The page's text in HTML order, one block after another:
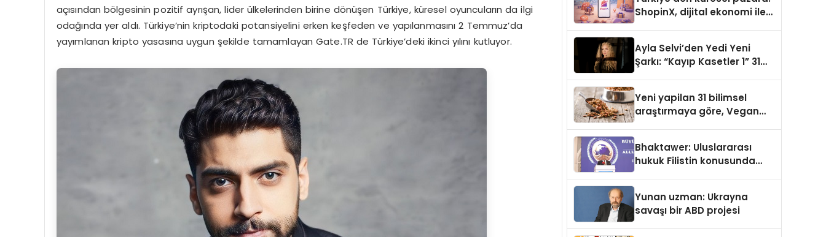
açısından bölgesinin pozitif ayrışan, lider ülkelerinden birine dönüşen Türkiye, küresel oyuncuların da ilgi
odağında yer aldı. Türkiye’nin kriptodaki potansiyelini erken keşfeden ve yapılanmasını 2 Temmuz’da
yayımlanan kripto yasasına uygun şekilde tamamlayan Gate.TR de Türkiye’deki ikinci yılını kutluyor.
ShopinX, dijital ekonomi ile
Ayla Selvi’den Yedi Yeni
Şarkı: “Kayıp Kasetler 1” 31
Yeni yapilan 31 bilimsel
araştırmaya göre, Vegan
Sindirildiğini Ortaya Koydu
Bhaktawer: Uluslararası
hukuk Filistin konusunda
Yunan uzman: Ukrayna
savaşı bir ABD projesi